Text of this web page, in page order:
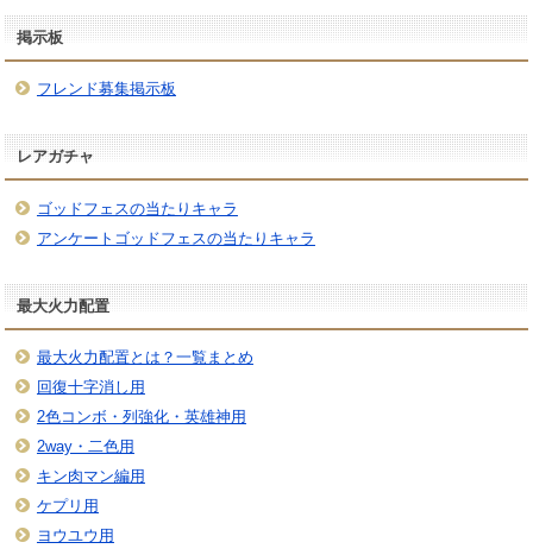
掲示板
フレンド募集掲示板
レアガチャ
ゴッドフェスの当たりキャラ
アンケートゴッドフェスの当たりキャラ
最大火力配置
最大火力配置とは？一覧まとめ
回復十字消し用
2色コンボ・列強化・英雄神用
2way・二色用
キン肉マン編用
ケプリ用
ヨウユウ用